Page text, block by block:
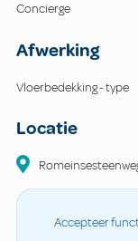
Concierge
Afwerking
Vloerbedekking - type
Locatie
Accepteer